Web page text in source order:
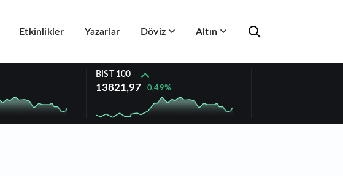
Etkinlikler Yazarlar Döviz Altın
BIST 100
13821,97 0,49%